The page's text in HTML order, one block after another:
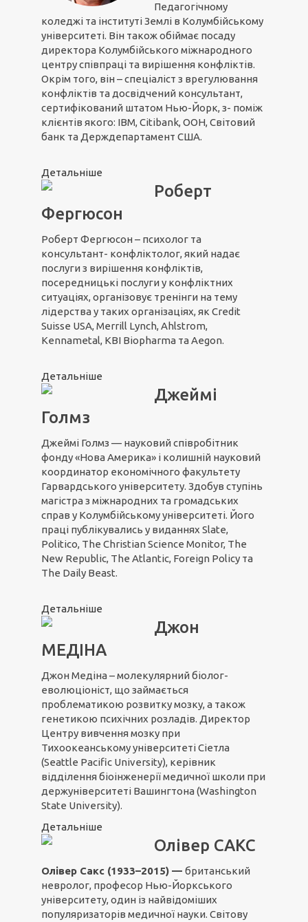
Педагогічному
коледжі та інституті Землі в Колумбійському
університеті. Він також обіймає посаду
директора Колумбійського міжнародного
центру співпраці та вирішення конфліктів.
Окрім того, він – спеціаліст з врегулювання
конфліктів та досвідчений консультант,
сертифікований штатом Нью-Йорк, з- поміж
клієнтів якого: IBM, Citibank, ООН, Світовий
банк та Держдепартамент США.
Детальніше
Роберт
Фергюсон
Роберт Фергюсон – психолог та
консультант- конфліктолог, який надає
послуги з вирішення конфліктів,
посередницькі послуги у конфліктних
ситуаціях, організовує тренінги на тему
лідерства у таких організаціях, як Credit
Suisse USA, Merrill Lynch, Ahlstrom,
Kennametal, KBI Biopharma та Aegon.
Детальніше
Джеймі
Голмз
Джеймі Голмз — науковий співробітник
фонду «Нова Америка» і колишній науковий
координатор економічного факультету
Гарвардського університету. Здобув ступінь
магістра з міжнародних та громадських
справ у Колумбійському університеті. Його
праці публікувались у виданнях Slate,
Politico, The Christian Science Monitor, The
New Republic, The Atlantic, Foreign Policy та
The Daily Beast.
Детальніше
Джон
МЕДІНА
Джон Медіна – молекулярний біолог-
еволюціоніст, що займається
проблематикою розвитку мозку, а також
генетикою психічних розладів. Директор
Центру вивчення мозку при
Тихоокеанському університеті Сіетла
(Seattle Pacific University), керівник
відділення біоінженерії медичної школи при
держуніверситеті Вашингтона (Washington
State University).
Детальніше
Олівер САКС
Олівер Сакс (1933–2015) — британський
невролог, професор Нью-Йоркського
університету, один із найвідоміших
популяризаторів медичної науки. Світову